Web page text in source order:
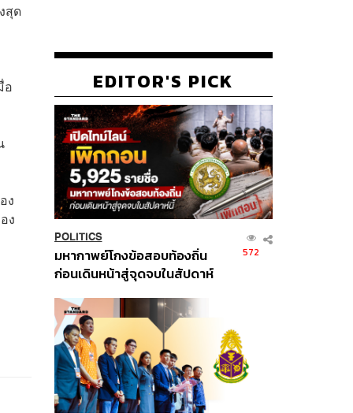
สุด
อ
ง
ง
EDITOR'S PICK
POLITICS
มหากาพย์โกงข้อสอบท้องถิ่น
ก่อนเดินหน้าสู่จุดจบในสัปดาห์
572